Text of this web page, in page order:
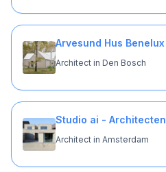
Arvesund Hus Benelux
Architect in Den Bosch
Studio ai - Architecten
Architect in Amsterdam